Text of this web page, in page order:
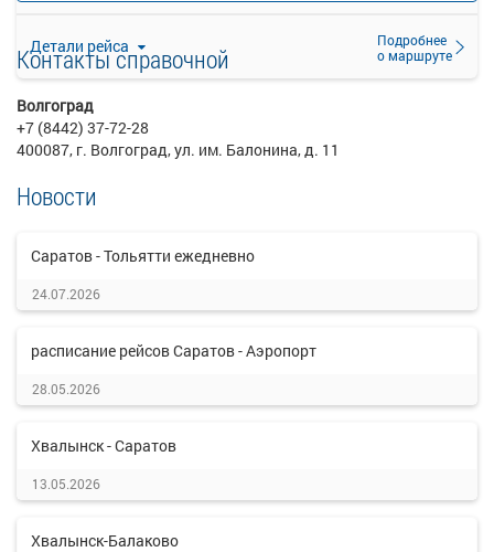
Детали рейса
Подробнее
о маршруте
Контакты справочной
Волгоград
+7 (8442) 37-72-28
400087, г. Волгоград, ул. им. Балонина, д. 11
Новости
Саратов - Тольятти ежедневно
24.07.2026
расписание рейсов Саратов - Аэропорт
28.05.2026
Хвалынск - Саратов
13.05.2026
Хвалынск-Балаково